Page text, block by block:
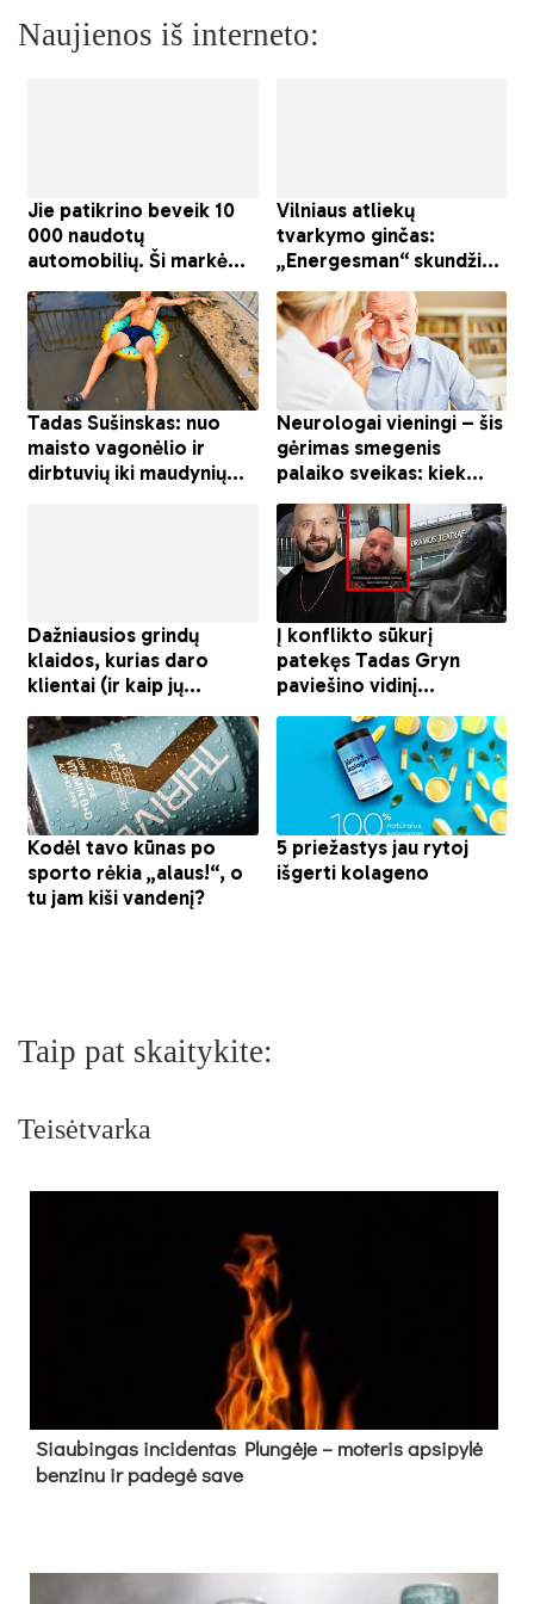
Naujienos iš interneto:
Taip pat skaitykite:
Teisėtvarka
Siau­bin­gas in­ci­den­tas Plun­gė­je – mo­te­ris ap­si­py­lė
ben­zi­nu ir pa­de­gė sa­ve